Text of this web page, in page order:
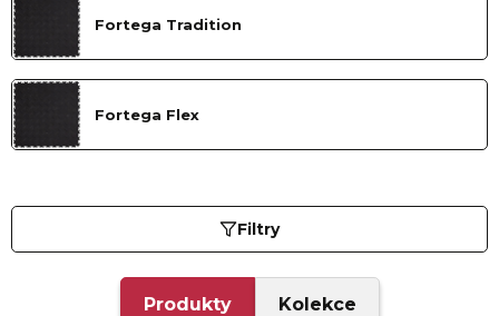
Fortega Tradition
Fortega Flex
Filtry
Produkty Kolekce